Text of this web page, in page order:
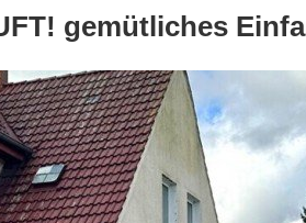
gemütliches